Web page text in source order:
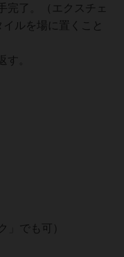
完了。（エクスチェ
ルを場に置くこと
す。
」でも可）